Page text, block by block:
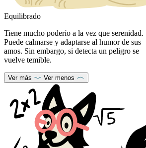
Equilibrado
Tiene mucho poderío a la vez que serenidad.
Puede calmarse y adaptarse al humor de sus
amos. Sin embargo, si detecta un peligro se
vuelve temible.
Ver más Ver menos